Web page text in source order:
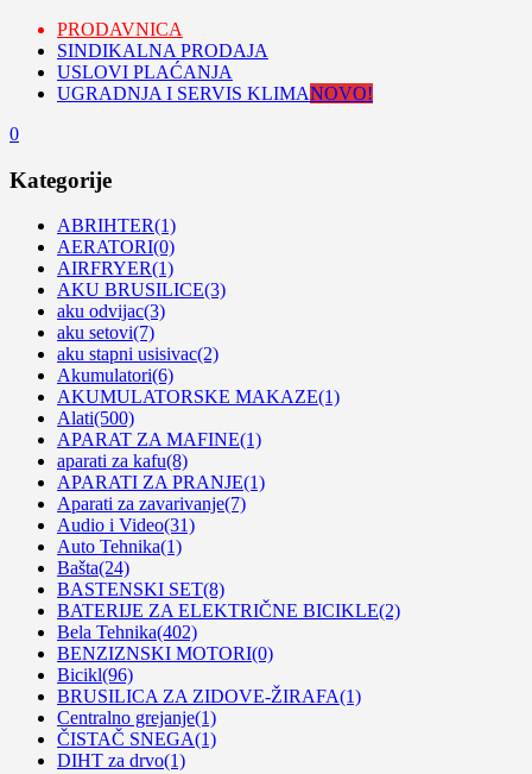
PRODAVNICA
SINDIKALNA PRODAJA
USLOVI PLAĆANJA
UGRADNJA I SERVIS KLIMANOVO!
0
Kategorije
ABRIHTER(1)
AERATORI(0)
AIRFRYER(1)
AKU BRUSILICE(3)
aku odvijac(3)
aku setovi(7)
aku stapni usisivac(2)
Akumulatori(6)
AKUMULATORSKE MAKAZE(1)
Alati(500)
APARAT ZA MAFINE(1)
aparati za kafu(8)
APARATI ZA PRANJE(1)
Aparati za zavarivanje(7)
Audio i Video(31)
Auto Tehnika(1)
Bašta(24)
BASTENSKI SET(8)
BATERIJE ZA ELEKTRIČNE BICIKLE(2)
Bela Tehnika(402)
BENZIZNSKI MOTORI(0)
Bicikl(96)
BRUSILICA ZA ZIDOVE-ŽIRAFA(1)
Centralno grejanje(1)
ČISTAČ SNEGA(1)
DIHT za drvo(1)